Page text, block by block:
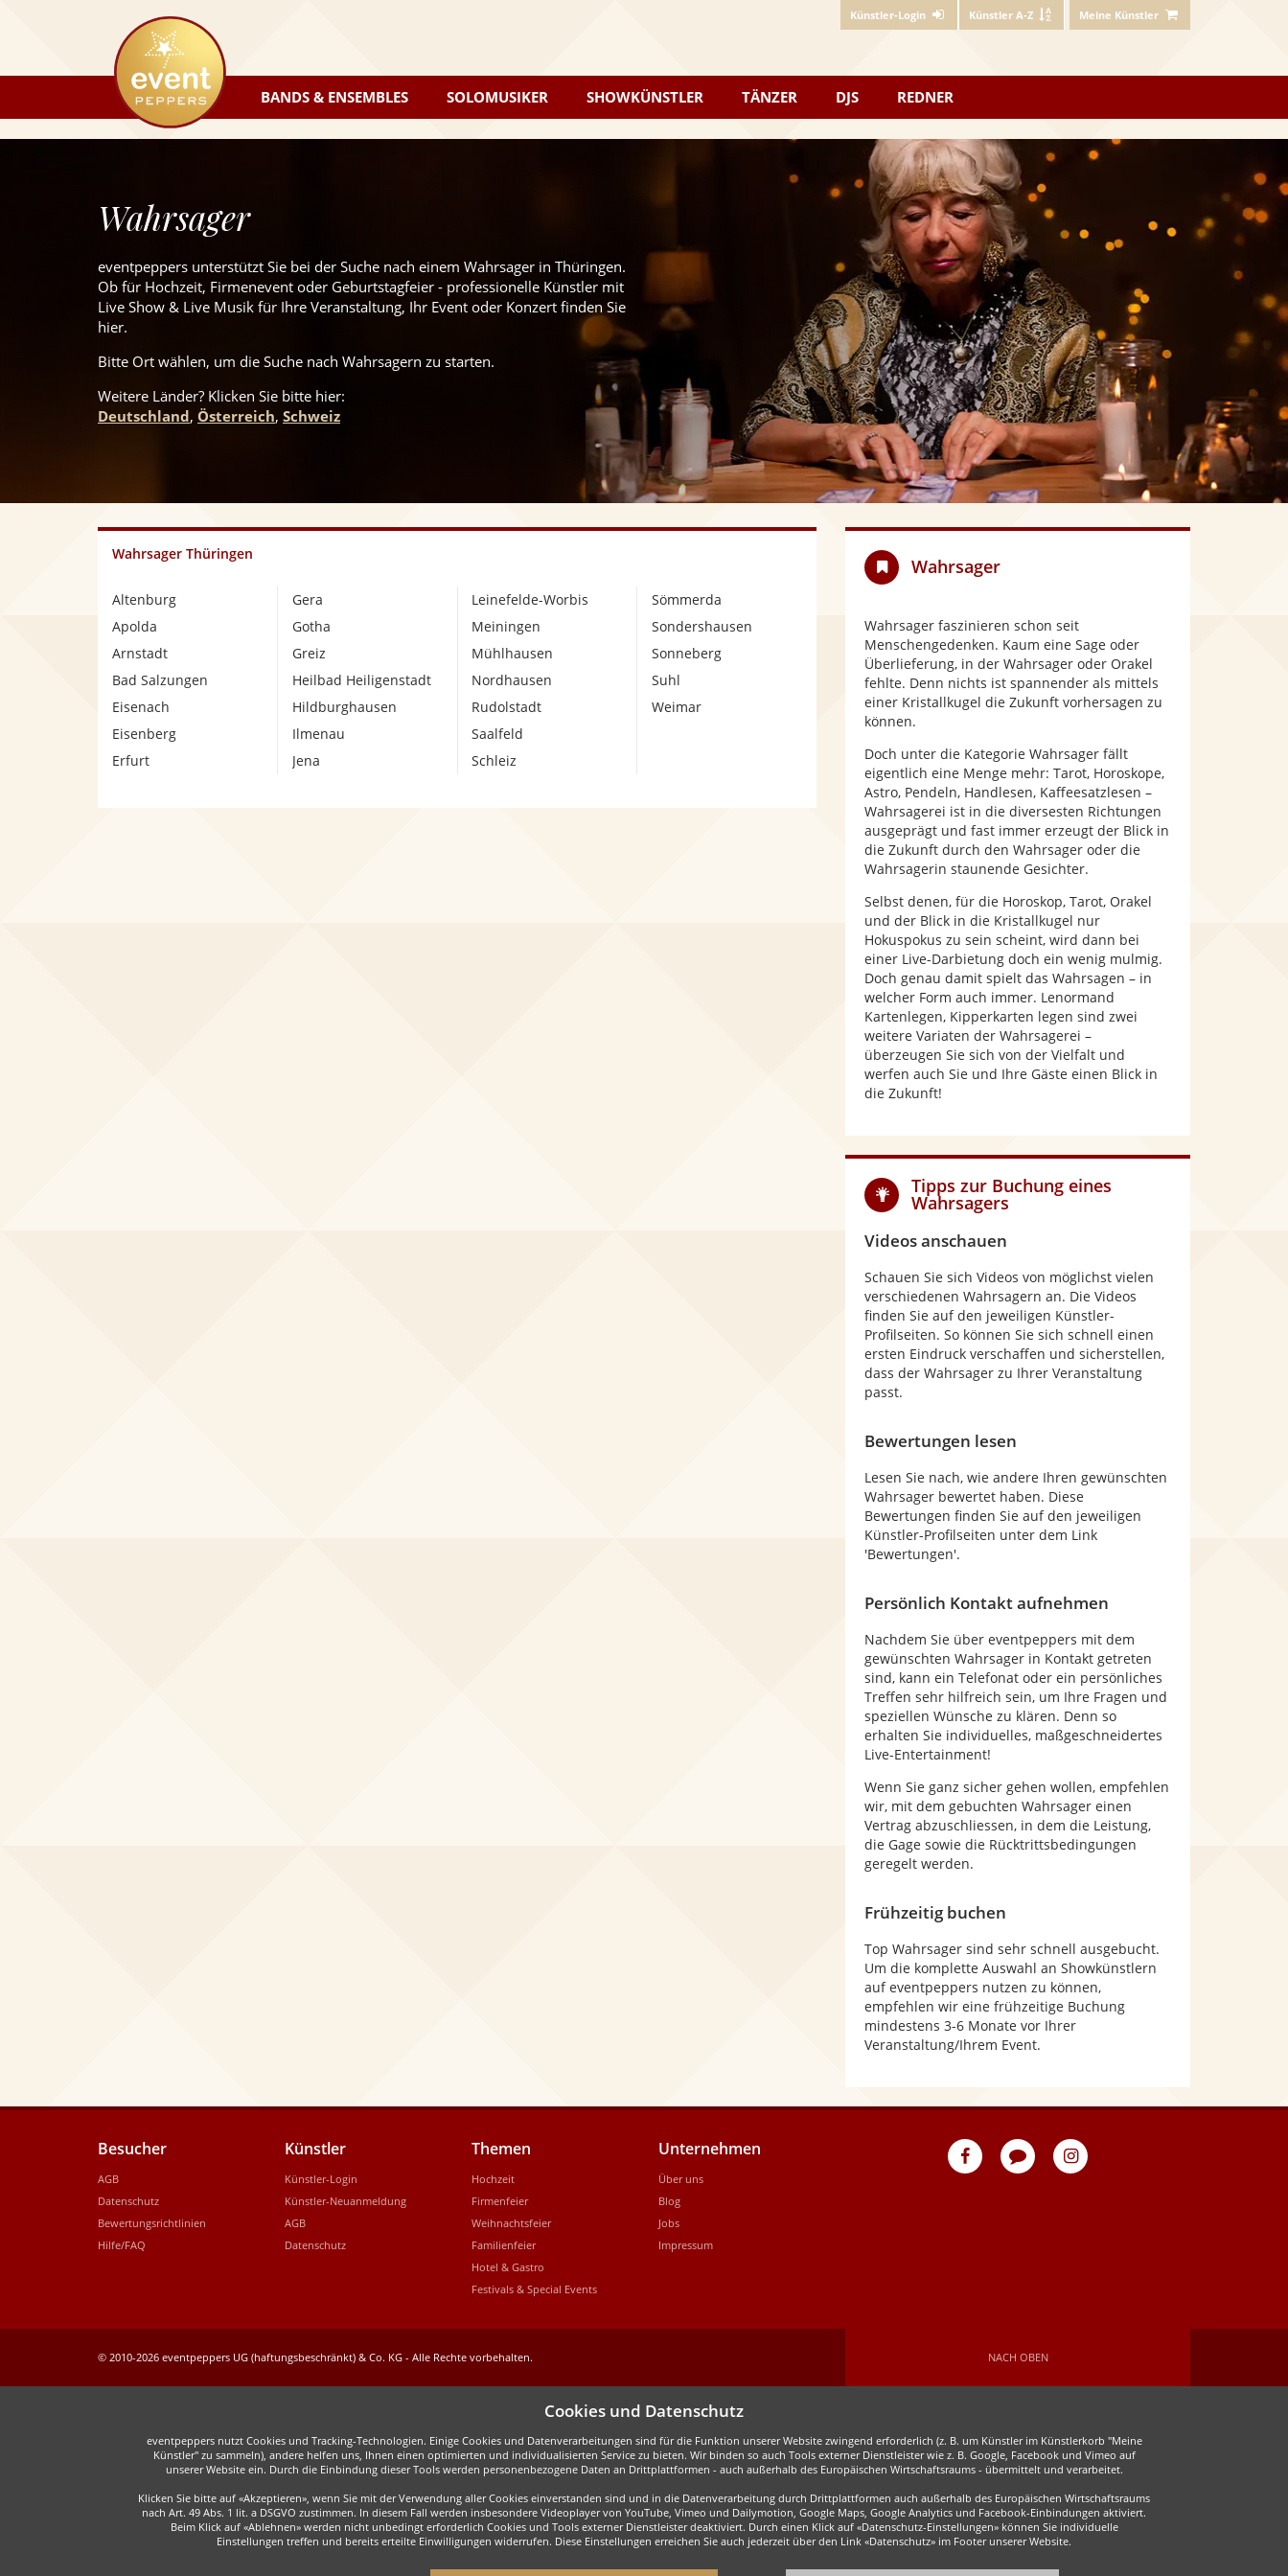
Künstler-Login Künstler A-Z Meine Künstler
eventpeppers
BANDS & ENSEMBLES SOLOMUSIKER SHOWKÜNSTLER TÄNZER DJS REDNER
Wahrsager
eventpeppers unterstützt Sie bei der Suche nach einem Wahrsager in Thüringen.
Ob für Hochzeit, Firmenevent oder Geburtstagfeier - professionelle Künstler mit
Live Show & Live Musik für Ihre Veranstaltung, Ihr Event oder Konzert finden Sie
hier.
Bitte Ort wählen, um die Suche nach Wahrsagern zu starten.
Weitere Länder? Klicken Sie bitte hier:
Deutschland, Österreich, Schweiz
Wahrsager Thüringen
Altenburg
Apolda
Arnstadt
Bad Salzungen
Eisenach
Eisenberg
Erfurt
Gera
Gotha
Greiz
Heilbad Heiligenstadt
Hildburghausen
Ilmenau
Jena
Leinefelde-Worbis
Meiningen
Mühlhausen
Nordhausen
Rudolstadt
Saalfeld
Schleiz
Sömmerda
Sondershausen
Sonneberg
Suhl
Weimar
Wahrsager
Wahrsager faszinieren schon seit
Menschengedenken. Kaum eine Sage oder
Überlieferung, in der Wahrsager oder Orakel
fehlte. Denn nichts ist spannender als mittels
einer Kristallkugel die Zukunft vorhersagen zu
können.
Doch unter die Kategorie Wahrsager fällt
eigentlich eine Menge mehr: Tarot, Horoskope,
Astro, Pendeln, Handlesen, Kaffeesatzlesen –
Wahrsagerei ist in die diversesten Richtungen
ausgeprägt und fast immer erzeugt der Blick in
die Zukunft durch den Wahrsager oder die
Wahrsagerin staunende Gesichter.
Selbst denen, für die Horoskop, Tarot, Orakel
und der Blick in die Kristallkugel nur
Hokuspokus zu sein scheint, wird dann bei
einer Live-Darbietung doch ein wenig mulmig.
Doch genau damit spielt das Wahrsagen – in
welcher Form auch immer. Lenormand
Kartenlegen, Kipperkarten legen sind zwei
weitere Variaten der Wahrsagerei –
überzeugen Sie sich von der Vielfalt und
werfen auch Sie und Ihre Gäste einen Blick in
die Zukunft!
Tipps zur Buchung eines
Wahrsagers
Videos anschauen
Schauen Sie sich Videos von möglichst vielen
verschiedenen Wahrsagern an. Die Videos
finden Sie auf den jeweiligen Künstler-
Profilseiten. So können Sie sich schnell einen
ersten Eindruck verschaffen und sicherstellen,
dass der Wahrsager zu Ihrer Veranstaltung
passt.
Bewertungen lesen
Lesen Sie nach, wie andere Ihren gewünschten
Wahrsager bewertet haben. Diese
Bewertungen finden Sie auf den jeweiligen
Künstler-Profilseiten unter dem Link
'Bewertungen'.
Persönlich Kontakt aufnehmen
Nachdem Sie über eventpeppers mit dem
gewünschten Wahrsager in Kontakt getreten
sind, kann ein Telefonat oder ein persönliches
Treffen sehr hilfreich sein, um Ihre Fragen und
speziellen Wünsche zu klären. Denn so
erhalten Sie individuelles, maßgeschneidertes
Live-Entertainment!
Wenn Sie ganz sicher gehen wollen, empfehlen
wir, mit dem gebuchten Wahrsager einen
Vertrag abzuschliessen, in dem die Leistung,
die Gage sowie die Rücktrittsbedingungen
geregelt werden.
Frühzeitig buchen
Top Wahrsager sind sehr schnell ausgebucht.
Um die komplette Auswahl an Showkünstlern
auf eventpeppers nutzen zu können,
empfehlen wir eine frühzeitige Buchung
mindestens 3-6 Monate vor Ihrer
Veranstaltung/Ihrem Event.
eventpeppersBlog
eventpeppers
Besucher
AGB
Datenschutz
Bewertungsrichtlinien
Hilfe/FAQ
Künstler
Künstler-Login
Künstler-Neuanmeldung
AGB
Datenschutz
Themen
Hochzeit
Firmenfeier
Weihnachtsfeier
Familienfeier
Hotel & Gastro
Festivals & Special Events
Unternehmen
Über uns
Blog
Jobs
Impressum
NACH OBEN
© 2010-2026 eventpeppers UG (haftungsbeschränkt) & Co. KG - Alle Rechte vorbehalten.
Cookies und Datenschutz
eventpeppers nutzt Cookies und Tracking-Technologien. Einige Cookies und Datenverarbeitungen sind für die Funktion unserer Website zwingend erforderlich (z. B. um Künstler im Künstlerkorb "Meine
Künstler" zu sammeln), andere helfen uns, Ihnen einen optimierten und individualisierten Service zu bieten. Wir binden so auch Tools externer Dienstleister wie z. B. Google, Facebook und Vimeo auf
unserer Website ein. Durch die Einbindung dieser Tools werden personenbezogene Daten an Drittplattformen - auch außerhalb des Europäischen Wirtschaftsraums - übermittelt und verarbeitet.
Klicken Sie bitte auf «Akzeptieren», wenn Sie mit der Verwendung aller Cookies einverstanden sind und in die Datenverarbeitung durch Drittplattformen auch außerhalb des Europäischen Wirtschaftsraums
nach Art. 49 Abs. 1 lit. a DSGVO zustimmen. In diesem Fall werden insbesondere Videoplayer von YouTube, Vimeo und Dailymotion, Google Maps, Google Analytics und Facebook-Einbindungen aktiviert.
Beim Klick auf «Ablehnen» werden nicht unbedingt erforderlich Cookies und Tools externer Dienstleister deaktiviert. Durch einen Klick auf «Datenschutz-Einstellungen» können Sie individuelle
Einstellungen treffen und bereits erteilte Einwilligungen widerrufen. Diese Einstellungen erreichen Sie auch jederzeit über den Link «Datenschutz» im Footer unserer Website.